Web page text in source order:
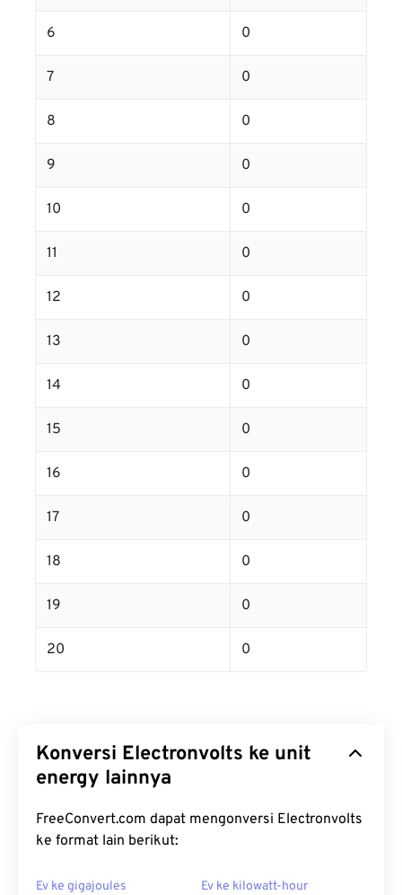
6 0
7 0
8 0
9 0
10 0
11 0
12 0
13 0
14 0
15 0
16 0
17 0
18 0
19 0
20 0
Konversi Electronvolts ke unit
energy lainnya
FreeConvert.com dapat mengonversi Electronvolts
ke format lain berikut:
Ev ke gigajoules Ev ke kilowatt-hour